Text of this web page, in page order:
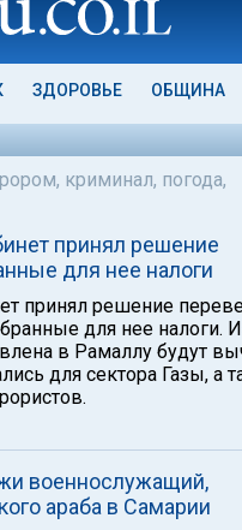
ЗДОРОВЬЕ ОБЩИНА
криминал, погода,
принял решение
для нее налоги
принял решение
для нее налоги.
в Рамаллу будут
для сектора Газы, а
военнослужащий,
араба в Самарии